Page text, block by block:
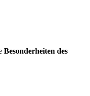
Besonderheiten des